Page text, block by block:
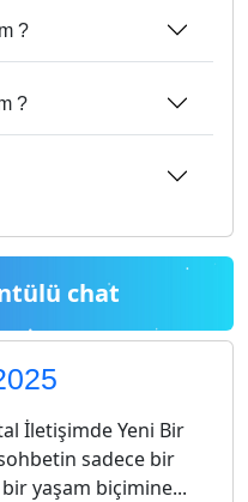
?
?
chat
İletişimde Yeni Bir
sadece bir
yaşam biçimine...